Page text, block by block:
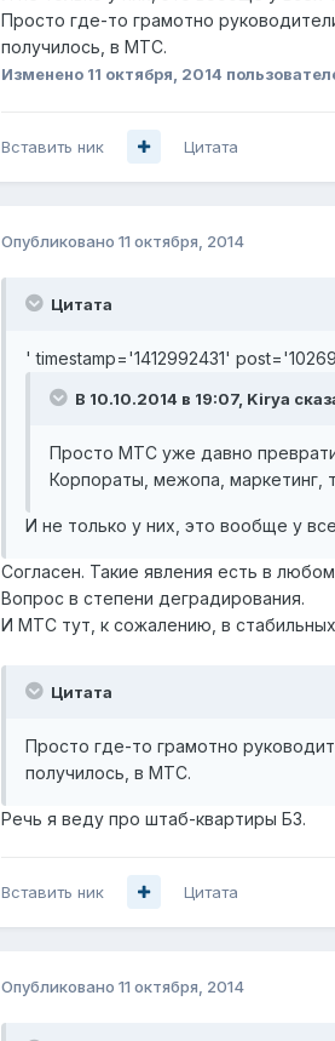
Просто где-то грамотно
получилось, в МТС.
Изменено 11 октября, 2014
Вставить ник Цитата
Опубликовано 11 октября, 2014
Цитата
' timestamp='1412992431'
В 10.10.2014 в 19:07, Kirya
Просто МТС уже давно
Корпораты, межопа, маркетинг,
И не только у них, это вообще у
Согласен. Такие явления есть в
Вопрос в степени деградирования.
И МТС тут, к сожалению, в
Цитата
Просто где-то грамотно
получилось, в МТС.
Речь я веду про штаб-квартиры Б3.
Вставить ник Цитата
Опубликовано 11 октября, 2014